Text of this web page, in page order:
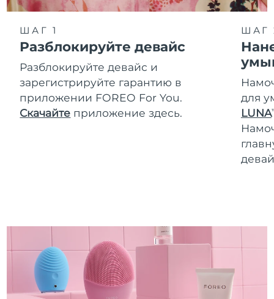
ШАГ 1
Разблокируйте девайс
Разблокируйте девайс и
зарегистрируйте гарантию в
приложении FOREO For You.
Скачайте приложение здесь.
ШАГ
для
LUNA